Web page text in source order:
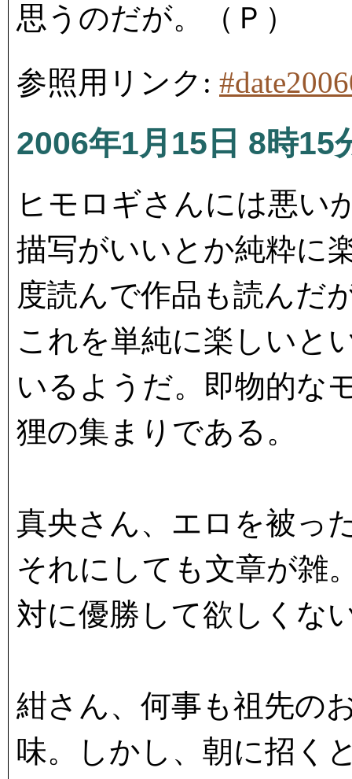
思うのだが。（Ｐ）
参照用リンク:
2006年1月15日 8時15
ヒモロギさんには悪い
描写がいいとか純粋に
度読んで作品も読んだ
これを単純に楽しいと
いるようだ。即物的な
狸の集まりである。
真央さん、エロを被っ
それにしても文章が雑
対に優勝して欲しくな
紺さん、何事も祖先の
味。しかし、朝に招く